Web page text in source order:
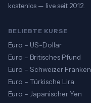
kostenlos — live seit 2012.
BELIEBTE KURSE
Euro – US-Dollar
Euro – Britisches Pfund
Euro – Schweizer Franken
Euro – Türkische Lira
Euro – Japanischer Yen